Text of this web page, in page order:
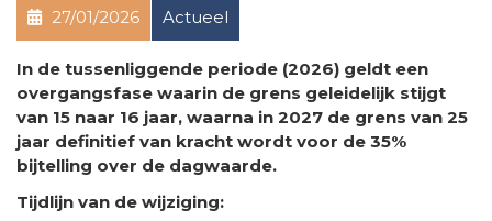
27/01/2026 Actueel
In de tussenliggende periode (2026) geldt een
overgangsfase waarin de grens geleidelijk stijgt
van 15 naar 16 jaar, waarna in 2027 de grens van 25
jaar definitief van kracht wordt voor de 35%
bijtelling over de dagwaarde.
Tijdlijn van de wijziging: